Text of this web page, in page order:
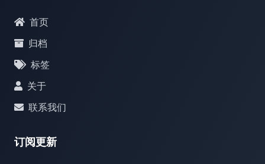
首页
归档
标签
关于
联系我们
订阅更新